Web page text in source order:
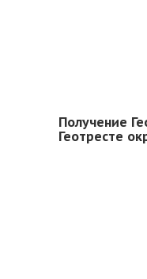
Получение
Геотресте